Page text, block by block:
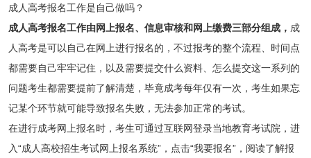
成人高考报名工作是自己做吗？
成人高考报名工作由网上报名、信息审核和网上缴费三部分组成， 成
人高考是可以自己在网上进行报名的，不过报考的整个流程、时间点
都需要自己牢牢记住，以及需要提交什么资料、怎么提交这一系列的
问题考生都需要提前了解清楚，毕竟成考每年仅有一次，考生如果忘
记某个环节就可能导致报名失败，无法参加正常的考试。
在进行成考网上报名时，考生可通过互联网登录当地教育考试院，进
入“成人高校招生考试网上报名系统”，点击“我要报名”，阅读了解报